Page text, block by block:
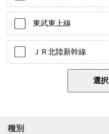
東武東上線
ＪＲ北陸新幹線
種別